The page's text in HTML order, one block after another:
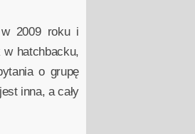
w 2009 roku i
w hatchbacku,
o grupę
inna, a cały